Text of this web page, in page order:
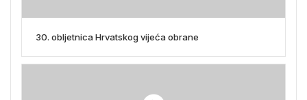
30. obljetnica Hrvatskog vijeća obrane